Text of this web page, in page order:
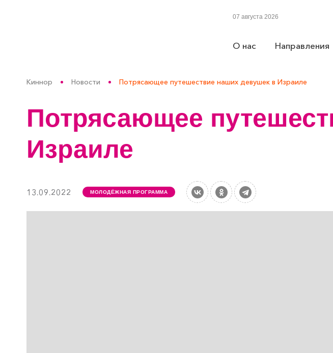
07 августа 2026
О нас Направления
Киннор Новости Потрясающее путешествие наших девушек в Израиле
Потрясающее
Израиле
13.09.2022 МОЛОДЁЖНАЯ ПРОГРАММА